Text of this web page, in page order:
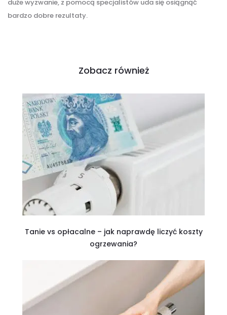
duże wyzwanie, z pomocą specjalistów uda się osiągnąć
bardzo dobre rezultaty.
Zobacz również
Tanie vs opłacalne – jak naprawdę liczyć koszty
ogrzewania?